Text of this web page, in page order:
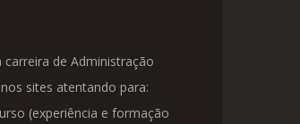
de Administração
sites atentando para:
(experiência e formação